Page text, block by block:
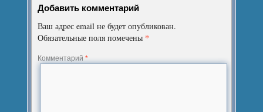
Добавить комментарий
Ваш адрес email не будет опубликован.
Обязательные поля помечены *
Комментарий*